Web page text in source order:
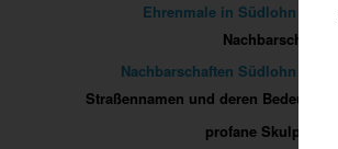
Ehrenmale in Südlohn
Nachbarschaften
Nachbarschaften Südlohn
Straßennamen und deren Bedeutung
profane Skulpturen